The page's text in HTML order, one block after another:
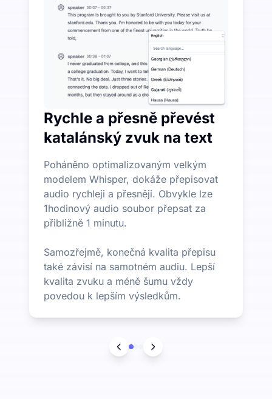
Další funkce AI dostupné nad rámec převodu zvuku
Automaticky generujte shrnutí, myšlenkové mapy
Rychle a přesně převést
katalánský zvuk na text
Poháněno optimalizovaným velkým
modelem Whisper, dokáže přepisovat
audio rychleji a přesněji. Obvykle lze
1hodinový audio soubor přepsat za
přibližně 1 minutu.
Samozřejmě, konečná kvalita přepisu
také závisí na samotném audiu. Lepší
kvalita zvuku a méně šumu vždy
povedou k lepším výsledkům.